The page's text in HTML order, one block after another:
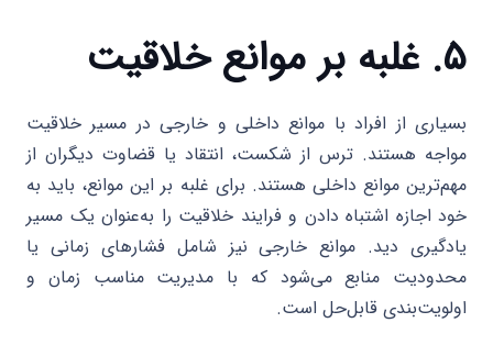
۵. غلبه بر موانع خلاقیت
بسیاری از افراد با موانع داخلی و خارجی در مسیر خلاقیت
مواجه هستند. ترس از شکست، انتقاد یا قضاوت دیگران از
مهم‌ترین موانع داخلی هستند. برای غلبه بر این موانع، باید به
خود اجازه اشتباه دادن و فرایند خلاقیت را به‌عنوان یک مسیر
یادگیری دید. موانع خارجی نیز شامل فشارهای زمانی یا
محدودیت منابع می‌شود که با مدیریت مناسب زمان و
اولویت‌بندی قابل‌حل است.